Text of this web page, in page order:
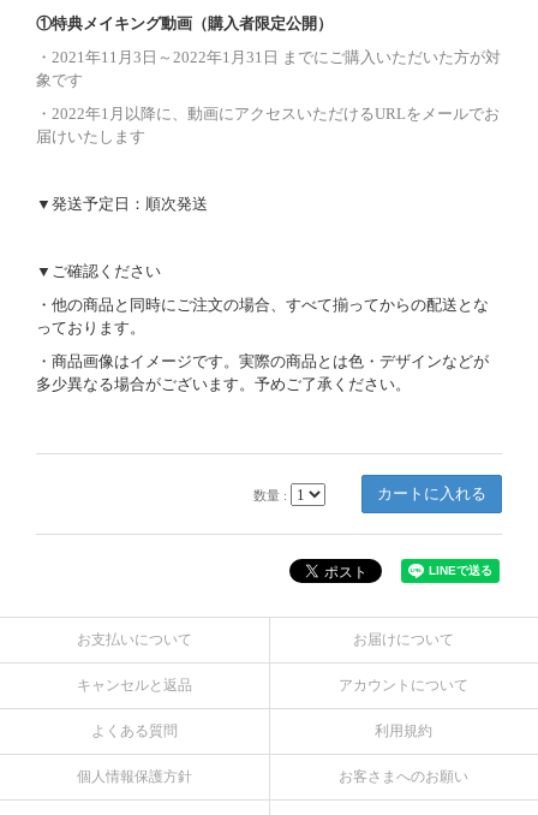
①特典メイキング動画（購入者限定公開）
・2021年11月3日～2022年1月31日 までにご購入いただいた方が対
象です
・2022年1月以降に、動画にアクセスいただけるURLをメールでお
届けいたします
▼発送予定日：順次発送
▼ご確認ください
・他の商品と同時にご注文の場合、すべて揃ってからの配送とな
っております。
・商品画像はイメージです。実際の商品とは色・デザインなどが
多少異なる場合がございます。予めご了承ください。
数量 :
お支払いについて お届けについて
キャンセルと返品 アカウントについて
よくある質問 利用規約
個人情報保護方針 お客さまへのお願い